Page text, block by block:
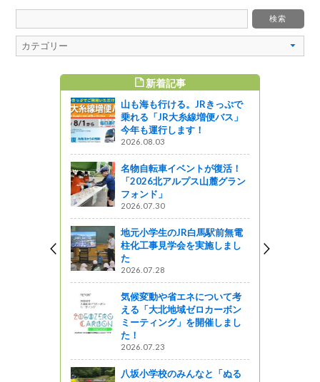
新着記事
山も海も行ける。JRきっぷで
乗れる「JR大糸線増便バス」
今年も運行します！
2026.08.03
名物自転車イベントが復活！
「2026北アルプス山麓グラン
フォンド」
2026.07.30
地元小学生のJR白馬駅前無電
柱化工事見学会を実施しまし
た
2026.07.28
気候変動や省エネについて考
える「大北地域ゼロカーボン
ミーティング」を開催しまし
た！
2026.07.23
八坂小学校のみんなと「ぬる